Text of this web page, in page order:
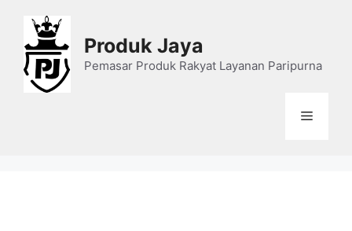
content
Produk Jaya
Pemasar Produk Rakyat Layanan Paripurna
Menu